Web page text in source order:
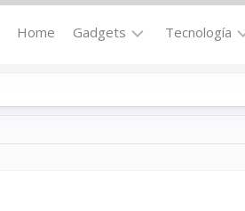
Home Gadgets Tecnología